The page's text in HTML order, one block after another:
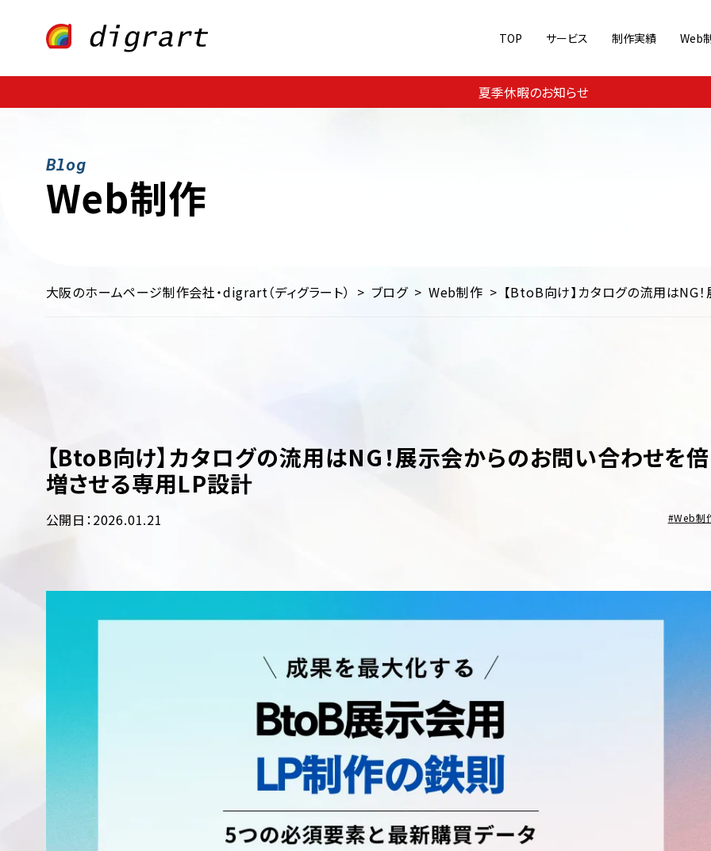
夏季休暇のお知らせ
TOP サービス
Web集客・運用支援
制作実績
ジャンル別に見る
Web
Web制作
大阪のホームページ制作会社・digrart（ディグラート） ブログ Web制作 【BtoB向け】カタログの流用はNG
【BtoB向け】カタログの流用はNG！展示会からのお問い合わせを倍
増させる専用LP設計
公開日：2026.01.21 Web制